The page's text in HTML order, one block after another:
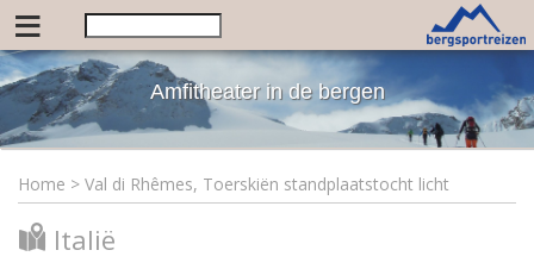
≡
Amfitheater in de bergen
Home > Val di Rhêmes, Toerskiën standplaatstocht licht
Italië